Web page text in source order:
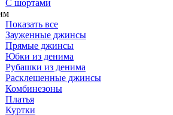
С шортами
Показать все
Зауженные джинсы
Прямые джинсы
Юбки из денима
Рубашки из денима
Расклешенные джинсы
Комбинезоны
Платья
Куртки